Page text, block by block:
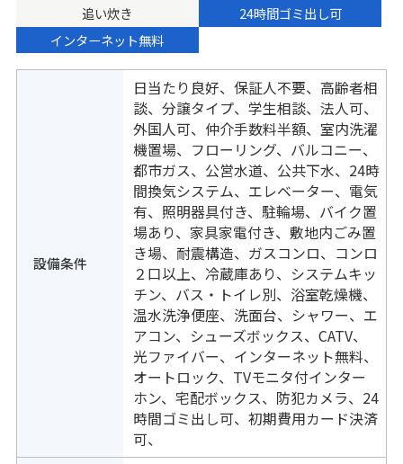
追い炊き
24時間ゴミ出し可
インターネット無料
設備条件
日当たり良好、保証人不要、高齢者相
談、分譲タイプ、学生相談、法人可、
外国人可、仲介手数料半額、室内洗濯
機置場、フローリング、バルコニー、
都市ガス、公営水道、公共下水、24時
間換気システム、エレベーター、電気
有、照明器具付き、駐輪場、バイク置
場あり、家具家電付き、敷地内ごみ置
き場、耐震構造、ガスコンロ、コンロ
２口以上、冷蔵庫あり、システムキッ
チン、バス・トイレ別、浴室乾燥機、
温水洗浄便座、洗面台、シャワー、エ
アコン、シューズボックス、CATV、
光ファイバー、インターネット無料、
オートロック、TVモニタ付インター
ホン、宅配ボックス、防犯カメラ、24
時間ゴミ出し可、初期費用カード決済
可、